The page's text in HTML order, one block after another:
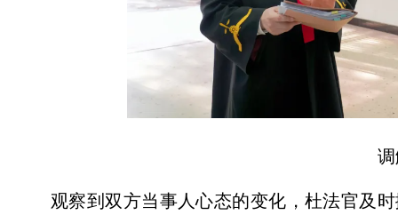
调
观察到双方当事人心态的变化，杜法官及时